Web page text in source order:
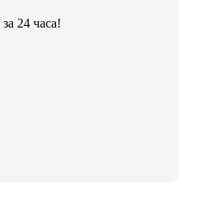
24 часа!